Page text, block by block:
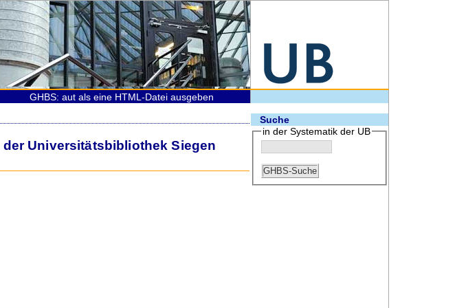
GHBS: aut als eine HTML-Datei ausgeben
Universitätsbibliothek Siegen
Suche
in der Systematik der UB